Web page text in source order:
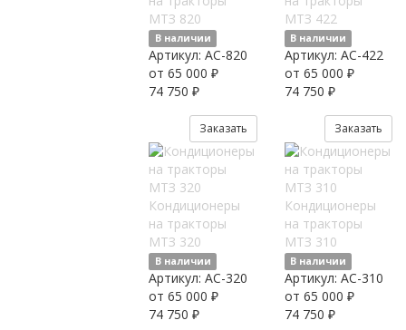
МТЗ 820
В наличии
Артикул:AC-820
от 65 000 ₽
74 750 ₽
Заказать
МТЗ 422
В наличии
Артикул: AC-422
от 65 000 ₽
74 750 ₽
Заказать
Кондиционеры
на тракторы
МТЗ 320
В наличии
Артикул:AC-320
от 65 000 ₽
74 750 ₽
Кондиционеры
на тракторы
МТЗ 310
В наличии
Артикул: AC-310
от 65 000 ₽
74 750 ₽